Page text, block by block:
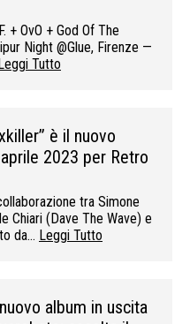
+ OvO + God Of The
Night @Glue, Firenze —
Leggi Tutto
è il nuovo
2023 per Retro
tra Simone
Chiari (Dave The Wave) e
da… Leggi Tutto
album in uscita